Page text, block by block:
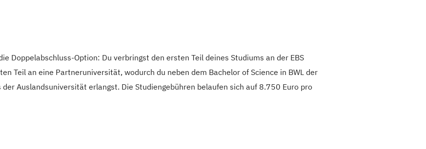
Doppelabschluss-Option: Du verbringst den ersten Teil deines Studiums an der EBS
Teil an eine Partneruniversität, wodurch du neben dem Bachelor of Science in BWL der
der Auslandsuniversität erlangst. Die Studiengebühren belaufen sich auf 8.750 Euro pro